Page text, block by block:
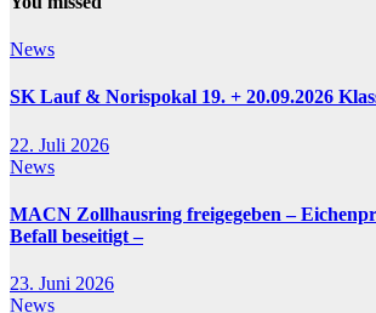
News
SK Lauf & Norispokal 19. + 20.09.2026
22. Juli 2026
News
MACN Zollhausring freigegeben –
Befall beseitigt –
23. Juni 2026
News